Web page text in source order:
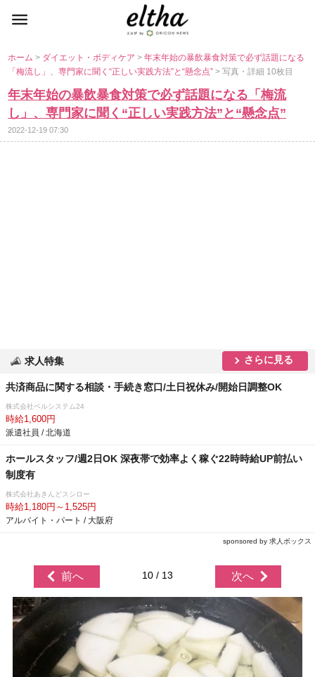
ホーム> ダイエット・ボディケア>年末年始の暴飲暴食対策で必ず話題になる
「梅流し」、専門家に聞く“正しい実践方法”と“懸念点”> 写真・詳細 10枚目
年末年始の暴飲暴食対策で必ず話題になる「梅流
し」、専門家に聞く“正しい実践方法”と“懸念点”
2022-12-19 07:30
求人特集 さらに見る
共済商品に関する相談・手続き窓口/土日祝休み/開始日調整OK
株式会社ベルシステム24
時給1,600円
派遣社員 / 北海道
ホールスタッフ/週2日OK 深夜帯で効率よく稼ぐ22時時給UP前払い
制度有
株式会社あきんどスシロー
時給1,180円～1,525円
アルバイト・パート / 大阪府
sponsored by 求人ボックス
前へ 10 / 13 次へ